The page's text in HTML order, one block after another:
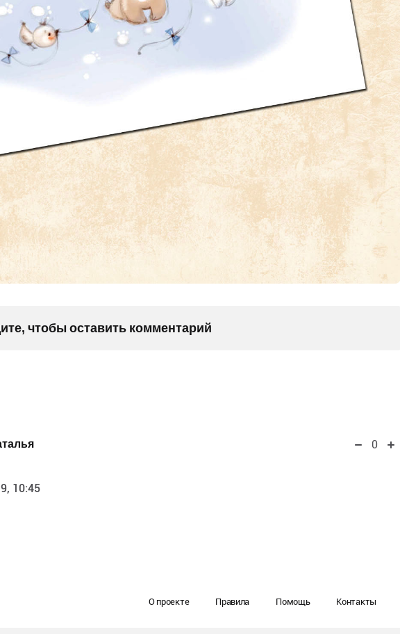
чтобы оставить комментарий
0
10:45
О проекте Правила Помощь Контакты